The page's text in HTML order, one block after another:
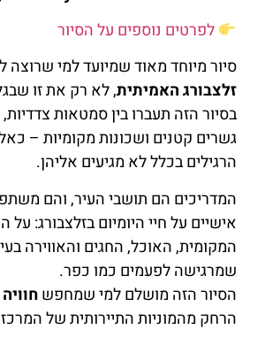
לפרטים נוספים על הסיור
סיור מיוחד מאוד שמיועד למי
זלצבורג האמיתית, לא רק את זו
בסיור הזה תעברו בין סמטאות
גשרים קטנים ושכונות מקומיות –
הרגילים בכלל לא מגיעים אליהן.
המדריכים הם תושבי העיר, והם
אישיים על חיי היומיום בזלצבורג: על
המקומית, האוכל, החגים והאווירה
שמרגישה לפעמים כמו כפר.
הסיור הזה מושלם למי שמחפש
הרחק מהמוניות התיירותית של